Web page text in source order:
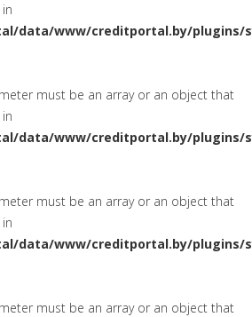
data/www/creditportal.by/plugins/
must be an array or an object that
data/www/creditportal.by/plugins/
must be an array or an object that
data/www/creditportal.by/plugins/
must be an array or an object that